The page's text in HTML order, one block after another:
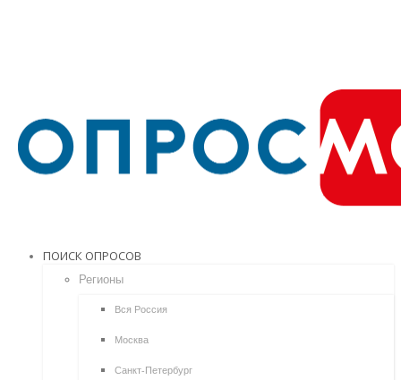
ПОИСК ОПРОСОВ
Регионы
Вся Россия
Москва
Санкт-Петербург